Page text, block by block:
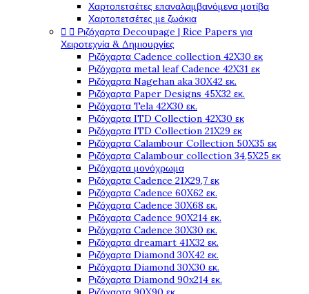
Χαρτοπετσέτες επαναλαμβανόμενα μοτίβα
Χαρτοπετσέτες με ζωάκια
  Ριζόχαρτα Decoupage | Rice Papers για
Χειροτεχνία & Δημιουργίες
Ριζόχαρτα Cadence collection 42X30 εκ
Ριζόχαρτα metal leaf Cadence 42X31 εκ
Ριζόχαρτα Nagehan aka 30X42 εκ.
Ριζόχαρτα Paper Designs 45X32 εκ.
Ριζόχαρτα Tela 42Χ30 εκ.
Ριζόχαρτα ITD Collection 42X30 εκ
Ριζόχαρτα ITD Collection 21X29 εκ
Ριζόχαρτα Calambour Collection 50X35 εκ
Ριζόχαρτα Calambour collection 34,5X25 εκ
Ριζόχαρτα μονόχρωμα
Ριζόχαρτα Cadence 21Χ29,7 εκ
Ριζόχαρτα Cadence 60X62 εκ.
Ριζόχαρτα Cadence 30X68 εκ.
Ριζόχαρτα Cadence 90X214 εκ.
Ριζόχαρτα Cadence 30X30 εκ.
Ριζόχαρτα dreamart 41X32 εκ.
Ριζόχαρτα Diamond 30X42 εκ.
Ριζόχαρτα Diamond 30X30 εκ.
Ριζόχαρτα Diamond 90x214 εκ.